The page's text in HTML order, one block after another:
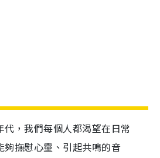
代，我們每個人都渴望在日常
夠撫慰心靈、引起共鳴的音